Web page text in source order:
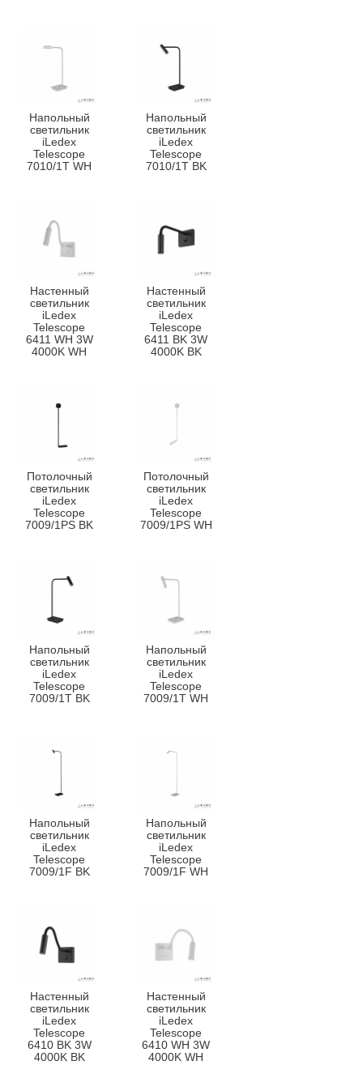
Напольный
светильник
iLedex
Telescope
7010/1T WH
Напольный
светильник
iLedex
Telescope
7010/1T BK
Настенный
светильник
iLedex
Telescope
6411 WH 3W
4000K WH
Настенный
светильник
iLedex
Telescope
6411 BK 3W
4000K BK
Потолочный
светильник
iLedex
Telescope
7009/1PS BK
Потолочный
светильник
iLedex
Telescope
7009/1PS WH
Напольный
светильник
iLedex
Telescope
7009/1T BK
Напольный
светильник
iLedex
Telescope
7009/1T WH
Напольный
светильник
iLedex
Telescope
7009/1F BK
Напольный
светильник
iLedex
Telescope
7009/1F WH
Настенный
светильник
iLedex
Telescope
6410 BK 3W
4000K BK
Настенный
светильник
iLedex
Telescope
6410 WH 3W
4000K WH